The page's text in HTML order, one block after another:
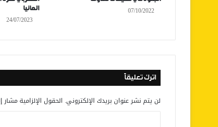
07/10/2022
المانيا
24/07/2023
اترك تعليقاً
لن يتم نشر عنوان بريدك الإلكتروني. الحقول الإلزامية مشار